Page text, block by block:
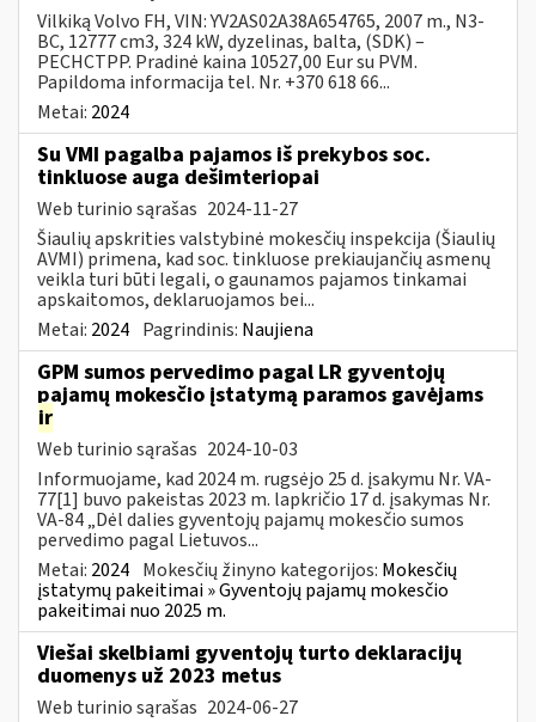
Vilkiką Volvo FH, VIN: YV2AS02A38A654765, 2007 m., N3-
BC, 12777 cm3, 324 kW, dyzelinas, balta, (SDK) –
PECHCTPP. Pradinė kaina 10527,00 Eur su PVM.
Papildoma informacija tel. Nr. +370 618 66...
Metai: 2024
Su VMI pagalba pajamos iš prekybos soc.
tinkluose auga dešimteriopai
Web turinio sąrašas 2024-11-27
Šiaulių apskrities valstybinė mokesčių inspekcija (Šiaulių
AVMI) primena, kad soc. tinkluose prekiaujančių asmenų
veikla turi būti legali, o gaunamos pajamos tinkamai
apskaitomos, deklaruojamos bei...
Metai: 2024 Pagrindinis: Naujiena
GPM sumos pervedimo pagal LR gyventojų
pajamų mokesčio įstatymą paramos gavėjams
ir
Web turinio sąrašas 2024-10-03
Informuojame, kad 2024 m. rugsėjo 25 d. įsakymu Nr. VA-
77[1] buvo pakeistas 2023 m. lapkričio 17 d. įsakymas Nr.
VA-84 „Dėl dalies gyventojų pajamų mokesčio sumos
pervedimo pagal Lietuvos...
Metai: 2024 Mokesčių žinyno kategorijos: Mokesčių
įstatymų pakeitimai » Gyventojų pajamų mokesčio
pakeitimai nuo 2025 m.
Viešai skelbiami gyventojų turto deklaracijų
duomenys už 2023 metus
Web turinio sąrašas 2024-06-27